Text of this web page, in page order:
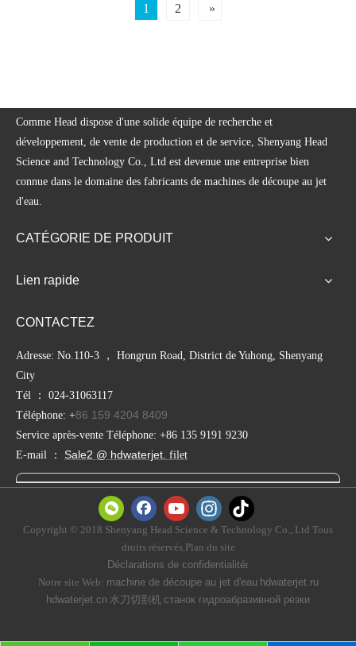
1 2 »
Comme Head dispose d'une solide équipe de recherche et
développement, de vente de production et de service, Shenyang Head
Science and Technology Co., Ltd est devenue une entreprise bien
connue dans le domaine des fabricants de machines de découpe au jet
d'eau.
CATÉGORIE DE PRODUIT
Lien rapide
CONTACTEZ
Adresse: No.110-3 ， Hongrun Road, District de Yuhong, Shenyang
City
Tél ： 024-31063117
Téléphone: +86 159 4204 8409
Service après-vente Téléphone: +86 135 9191 9230
E-mail ： Sale2 @ hdwaterjet. filet
Copyright © 2018 Shenyang Head Science & Technology Co., Ltd Tous
droits réservés.Plan du site
Déclarations de confidentialitét
Notre site Web: machine de découpe au jet d'eau hdwaterjet.ru
hdwaterjet.cn 水刀切割机 станок гидроабразивной резки